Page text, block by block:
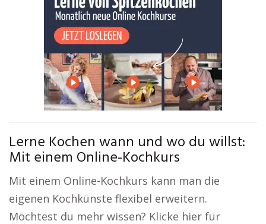
Lerne Kochen wann und wo du willst:
Mit einem Online-Kochkurs
Mit einem Online-Kochkurs kann man die
eigenen Kochkünste flexibel erweitern.
Möchtest du mehr wissen? Klicke hier für